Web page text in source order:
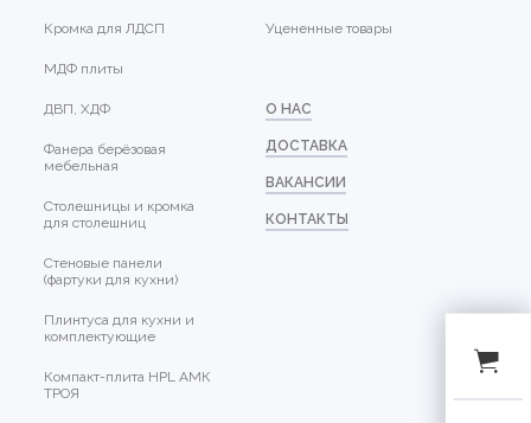
Кромка для ЛДСП
МДФ плиты
ДВП, ХДФ
Фанера берёзовая
мебельная
Столешницы и кромка
для столешниц
Стеновые панели
(фартуки для кухни)
Плинтуса для кухни и
комплектующие
Компакт-плита HPL АМК
ТРОЯ
Уцененные товары
О НАС
ДОСТАВКА
ВАКАНСИИ
КОНТАКТЫ